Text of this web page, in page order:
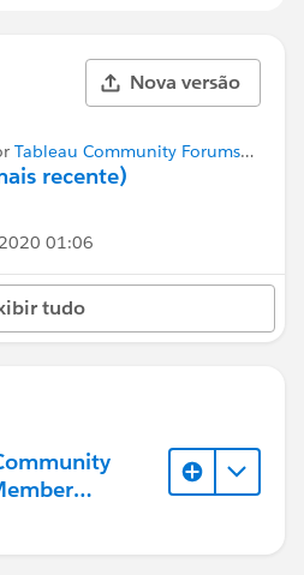
Nova versão
Tableau Community Forums
recente)
01:06
tudo